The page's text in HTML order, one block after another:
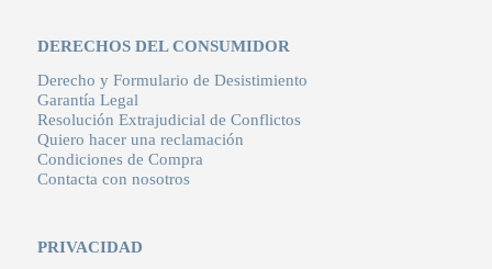
DERECHOS DEL CONSUMIDOR
Derecho y Formulario de Desistimiento
Garantía Legal
Resolución Extrajudicial de Conflictos
Quiero hacer una reclamación
Condiciones de Compra
Contacta con nosotros
PRIVACIDAD